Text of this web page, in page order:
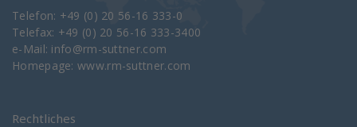
Telefon: +49 (0) 20 56-16 333-0
Telefax: +49 (0) 20 56-16 333-3400
e-Mail: info@rm-suttner.com
Homepage:www.rm-suttner.com
Rechtliches